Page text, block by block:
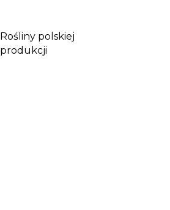
Rośliny polskiej
produkcji